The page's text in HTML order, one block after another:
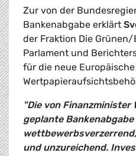
Zur von der
Bankenabgabe erklärt
der Fraktion Die Grünen/
Parlament und
für die neue
"Die von Finanzminister
geplante
und unzureichend.